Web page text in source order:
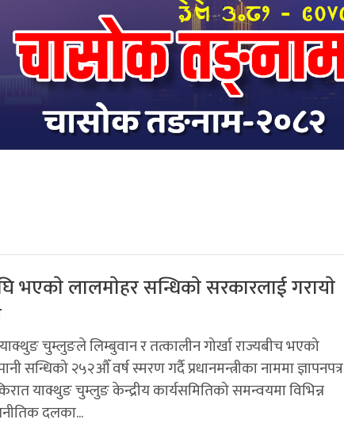
भएकाे लालमाेहर सन्धिकाे सरकारलाई गरायाे
चुम्लुङले लिम्बुवान र तत्कालीन गोर्खा राज्यबीच भएको
सन्धिको २५२औँ वर्ष स्मरण गर्दै प्रधानमन्त्रीका नाममा ज्ञापनपत्र
याक्थुङ चुम्लुङ केन्द्रीय कार्यसमितिको समन्वयमा विभिन्न
दलका...